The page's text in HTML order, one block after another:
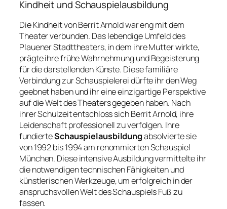
Kindheit und Schauspielausbildung
Die Kindheit von Berrit Arnold war eng mit dem
Theater verbunden. Das lebendige Umfeld des
Plauener Stadttheaters, in dem ihre Mutter wirkte,
prägte ihre frühe Wahrnehmung und Begeisterung
für die darstellenden Künste. Diese familiäre
Verbindung zur Schauspielerei dürfte ihr den Weg
geebnet haben und ihr eine einzigartige Perspektive
auf die Welt des Theaters gegeben haben. Nach
ihrer Schulzeit entschloss sich Berrit Arnold, ihre
Leidenschaft professionell zu verfolgen. Ihre
fundierteSchauspielausbildungabsolvierte sie
von 1992 bis 1994 am renommierten Schauspiel
München. Diese intensive Ausbildung vermittelte ihr
die notwendigen technischen Fähigkeiten und
künstlerischen Werkzeuge, um erfolgreich in der
anspruchsvollen Welt des Schauspiels Fuß zu
fassen.